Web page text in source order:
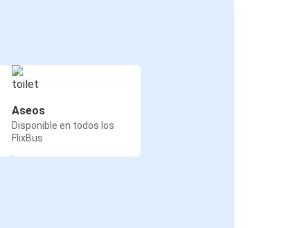
Aseos
Disponible en todos los
FlixBus